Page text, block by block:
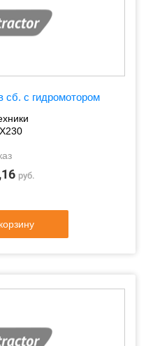
сб. с гидромотором
руб.